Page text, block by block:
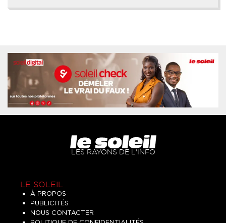
LES RAYONS DE L'INFO
LE SOLEIL
À PROPOS
PUBLICITÉS
NOUS CONTACTER